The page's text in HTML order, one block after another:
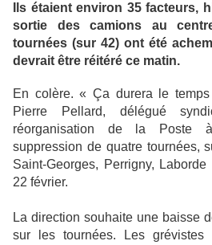
ls étaient environ 35 facteurs,
sortie des camions au
tournées (sur 42) ont été
devrait être réitéré ce matin.
En colère. « Ça durera le
Pierre Pellard, délégué
réorganisation de la Poste
suppression de quatre tournées,
Saint-Georges, Perrigny,
22 février.
La direction souhaite une baisse
sur les tournées. Les grévistes